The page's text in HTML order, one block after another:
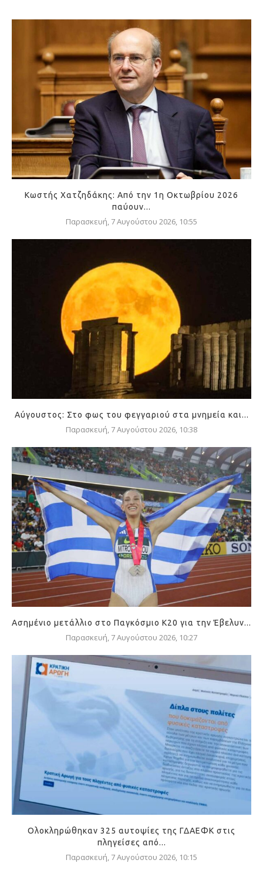
Κωστής Χατζηδάκης: Από την 1η Οκτωβρίου 2026
παύουν...
Παρασκευή, 7 Αυγούστου 2026, 10:55
Αύγουστος: Στο φως του φεγγαριού στα μνημεία και...
Παρασκευή, 7 Αυγούστου 2026, 10:38
Ασημένιο μετάλλιο στο Παγκόσμιο Κ20 για την Έβελυν...
Παρασκευή, 7 Αυγούστου 2026, 10:27
Ολοκληρώθηκαν 325 αυτοψίες της ΓΔΑΕΦΚ στις
πληγείσες από...
Παρασκευή, 7 Αυγούστου 2026, 10:15